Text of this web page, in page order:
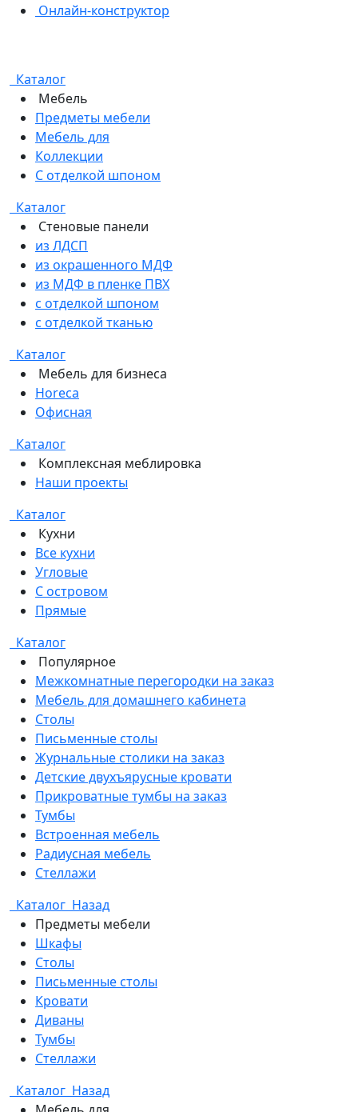
Онлайн-конструктор
Каталог
Мебель
Предметы мебели
Мебель для
Коллекции
С отделкой шпоном
Каталог
Стеновые панели
из ЛДСП
из окрашенного МДФ
из МДФ в пленке ПВХ
с отделкой шпоном
с отделкой тканью
Каталог
Мебель для бизнеса
Horeca
Офисная
Каталог
Комплексная меблировка
Наши проекты
Каталог
Кухни
Все кухни
Угловые
С островом
Прямые
Каталог
Популярное
Межкомнатные перегородки на заказ
Мебель для домашнего кабинета
Столы
Письменные столы
Журнальные столики на заказ
Детские двухъярусные кровати
Прикроватные тумбы на заказ
Тумбы
Встроенная мебель
Радиусная мебель
Стеллажи
Каталог Назад
Предметы мебели
Шкафы
Столы
Письменные столы
Кровати
Диваны
Тумбы
Стеллажи
Каталог Назад